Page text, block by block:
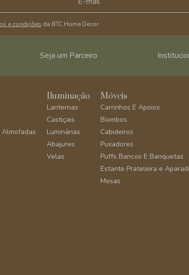
e condições da BTC Home Decor
Seja um Parceiro
Iluminação
Lanternas
Castiçais
Luminárias
Abajures
Velas
Móveis
Carrinhos E Apoios
Biombos
Cabideiros
Puxadores
Puffs Bancos E Banquetas
Estante Prateleira e
Mesas